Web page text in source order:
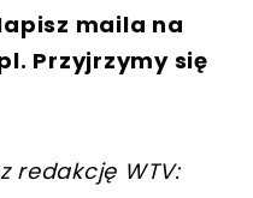
maila na
. Przyjrzymy się
redakcję WTV: